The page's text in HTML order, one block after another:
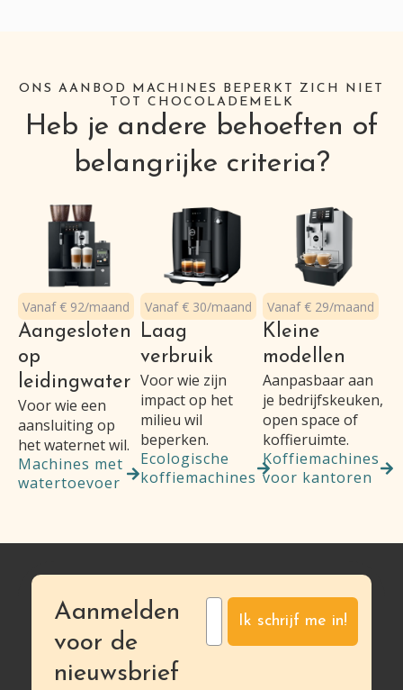
ONS AANBOD MACHINES BEPERKT ZICH NIET
TOT CHOCOLADEMELK
Heb je andere behoeften of
belangrijke criteria?
Vanaf € 92/maand
Aangesloten
op
leidingwater
Voor wie een
aansluiting op
het waternet wil.
Machines met
watertoevoer
Vanaf € 30/maand
Laag
verbruik
Voor wie zijn
impact op het
milieu wil
beperken.
Ecologische
koffiemachines
Vanaf € 29/maand
Kleine
modellen
Aanpasbaar aan
je bedrijfskeuken,
open space of
koffieruimte.
Koffiemachines
voor kantoren
Aanmelden
voor de
nieuwsbrief
Ik schrijf me in!